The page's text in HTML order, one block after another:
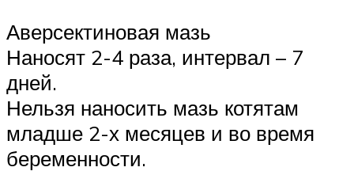
Аверсектиновая мазь
Наносят 2-4 раза, интервал – 7
дней.
Нельзя наносить мазь котятам
младше 2-х месяцев и во время
беременности.